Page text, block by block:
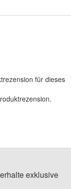
für dieses
.
exklusive